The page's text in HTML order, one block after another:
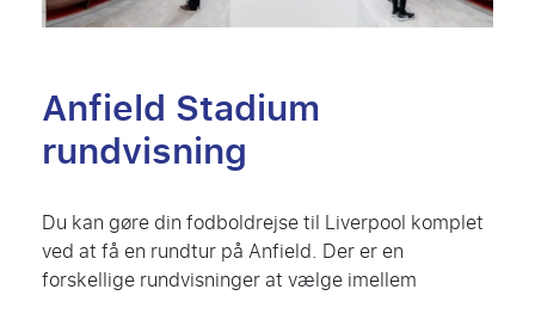
Anfield Stadium
rundvisning
Du kan gøre din fodboldrejse til Liverpool komplet
ved at få en rundtur på Anfield. Der er en
forskellige rundvisninger at vælge imellem